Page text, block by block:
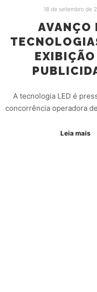
18 de setembro de
AVANÇO
EXIBIÇÃO
A tecnologia LED é
concorrência operadora
Leia mais